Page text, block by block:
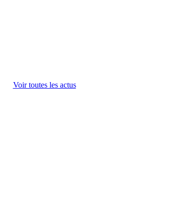
Voir toutes les actus